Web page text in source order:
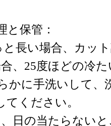
と保管：
長い場合、カッ
、25度ほどの冷
かに手洗いして、
ください。
日の当たらない